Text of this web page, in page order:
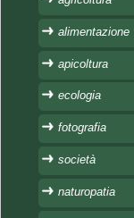
alimentazione
apicoltura
ecologia
fotografia
società
naturopatia